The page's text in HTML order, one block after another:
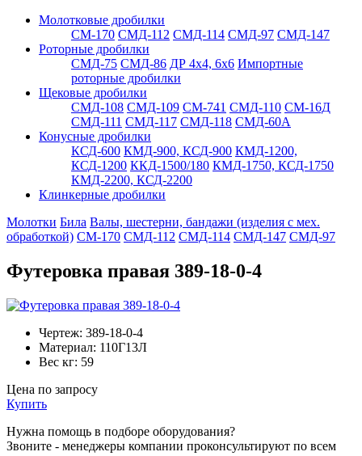
Молотковые дробилки
СМ-170 СМД-112 СМД-114 СМД-97 СМД-147
Роторные дробилки
СМД-75 СМД-86 ДР 4х4, 6х6 Импортные
роторные дробилки
Щековые дробилки
СМД-108 СМД-109 СМ-741 СМД-110 СМ-16Д
СМД-111 СМД-117 СМД-118 СМД-60А
Конусные дробилки
КСД-600 КМД-900, КСД-900 КМД-1200,
КСД-1200 ККД-1500/180 КМД-1750, КСД-1750
КМД-2200, КСД-2200
Клинкерные дробилки
Молотки Била Валы, шестерни, бандажи (изделия с мех.
обработкой) СМ-170 СМД-112 СМД-114 СМД-147 СМД-97
Футеровка правая 389-18-0-4
Чертеж: 389-18-0-4
Материал: 110Г13Л
Вес кг: 59
Цена по запросу
Купить
Нужна помощь в подборе оборудования?
Звоните - менеджеры компании проконсультируют по всем